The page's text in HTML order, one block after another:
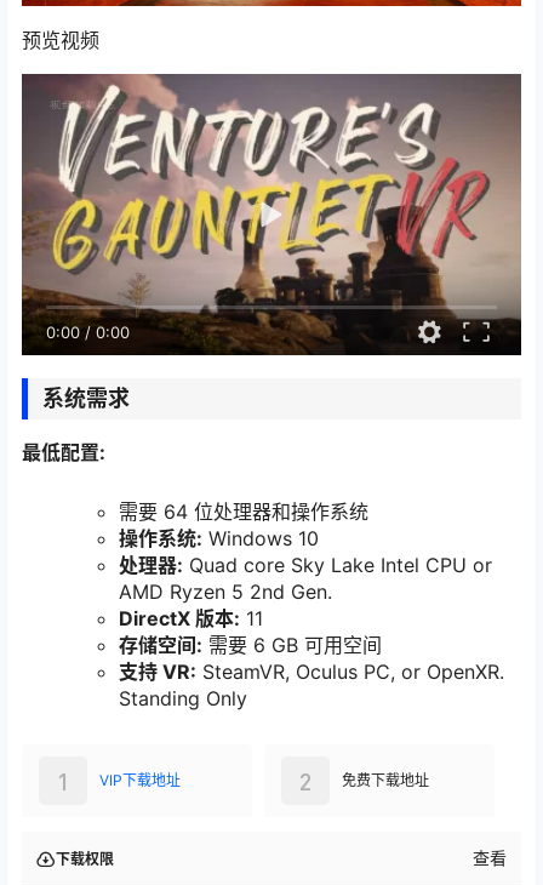
预览视频
0:00/ 0:00
系统需求
最低配置:
需要 64 位处理器和操作系统
操作系统: Windows 10
处理器: Quad core Sky Lake Intel CPU or
AMD Ryzen 5 2nd Gen.
DirectX 版本: 11
存储空间: 需要 6 GB 可用空间
支持 VR: SteamVR, Oculus PC, or OpenXR.
Standing Only
VIP下载地址
1 免费下载地址
2
下载权限 查看